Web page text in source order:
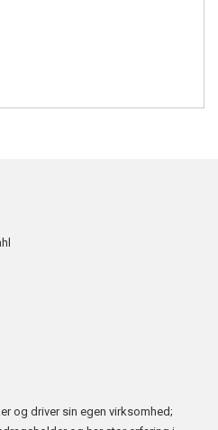
og driver sin egen virksomhed;